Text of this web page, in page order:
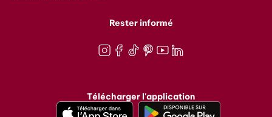
Rester informé
Télécharger l'application